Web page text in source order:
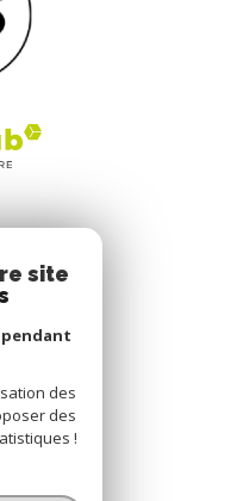
site
pendant
des
des
!